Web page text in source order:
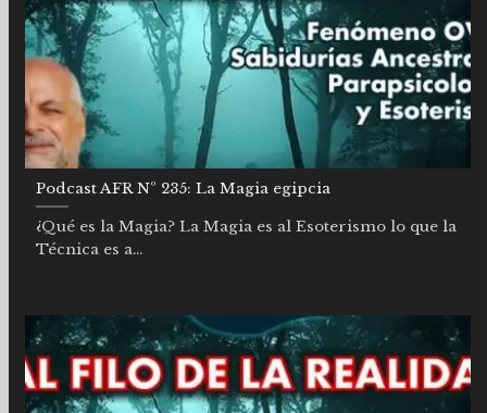
Podcast AFR Nº 235: La Magia egipcia
¿Qué es la Magia? La Magia es al Esoterismo lo que la
Técnica es a...